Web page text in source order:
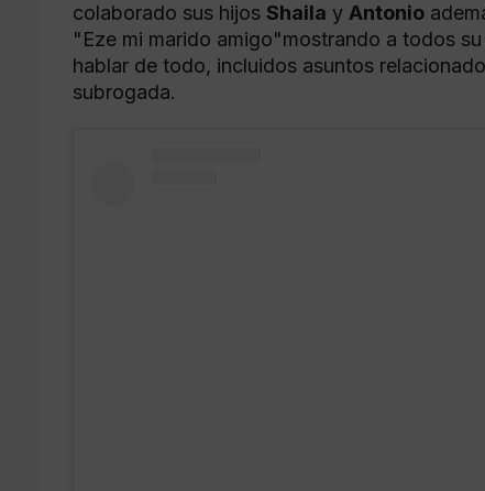
colaborado sus hijos Shaila y Antonio
"Eze mi marido amigo"mostrando a todos
hablar de todo, incluidos asuntos
subrogada.